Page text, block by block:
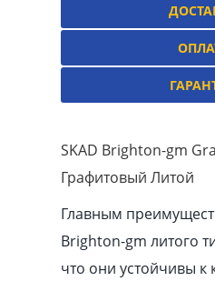
SKAD Brighton-gm
Графитовый Литой
Главным
Brighton-gm литого
что они устойчивы к